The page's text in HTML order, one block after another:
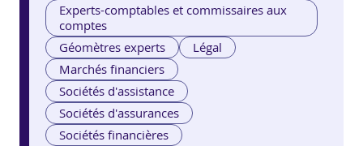
Experts-comptables et commissaires aux
comptes
Géomètres experts
Légal
Marchés financiers
Sociétés d'assistance
Sociétés d'assurances
Sociétés financières